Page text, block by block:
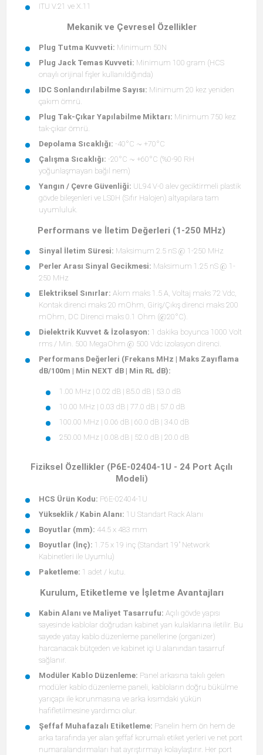
ITU V.21 ve X.11
Mekanik ve Çevresel Özellikler
Plug Tutma Kuvveti: Minimum 50N
Plug Jack Temas Kuvveti: Minimum 100 gram (HCS
onaylı orijinal fişler kullanıldığında)
IDC Sonlandırılabilme Sayısı: Minimum 20 kez yeniden
çakım ömrü.
Plug Tak-Çıkar Yapılabilme Miktarı: Minimum 750 kez
tak-çıkar ömrü.
Depolama Sıcaklığı: -40°C ~ +70°C
Çalışma Sıcaklığı: -20°C ~ +60°C (%0-90 RH
yoğunlaşmayan bağıl nem)
Yangın / Çevre Güvenliği: UL94 V-0 alev geciktirmeli plastik
gövde bileşenleri ve LS0H (Sıfır Halojen) altyapılara tam
uyumluluk.
Performans ve İletim Değerleri (1-250 MHz)
Sinyal İletim Süresi: Maksimum 2.5 nS @ 1-250 MHz
Perler Arası Sinyal Gecikmesi: Maksimum 1.25 nS @ 1-
250 MHz
Elektriksel Sınırlar: Akım maks 1.5 A, Voltaj maks 72 Vdc,
Kontak direnci maks 20 mOhm, Giriş/Çıkış direnci maks 200
mOhm, DC Direnci maks 0.1 Ohm (@20°C).
Dielektrik Kuvvet & İzolasyon: 1 dakika boyunca 1000 Volt
rms / Min. 500 MegaOhm @ 500 Vdc izolasyon direnci.
Performans Değerleri (Frekans MHz | Maks Zayıflama
dB/100m | Min NEXT dB | Min RL dB):
1.00 MHz | 0.02 dB | 85.0 dB | 53.0 dB
10.00 MHz | 0.03 dB | 77.0 dB | 57.0 dB
100.00 MHz | 0.06 dB | 60.0 dB | 34.0 dB
250.00 MHz | 0.08 dB | 52.0 dB | 20.0 dB
Fiziksel Özellikler (P6E-02404-1U - 24 Port Açılı
Modeli)
HCS Ürün Kodu: P6E-02404-1U
Yükseklik / Kabin Alanı: 1U Standart Rack Alanı
Boyutlar (mm): 44.5 x 483 mm
Boyutlar (İnç): 1.75 x 19 inç (Standart 19" Network
Kabinetleri ile Uyumlu)
Paketleme: 1 adet / kutu.
Kurulum, Etiketleme ve İşletme Avantajları
Kabin Alanı ve Maliyet Tasarrufu: Açılı gövde yapısı
sayesinde kablolar doğrudan kabinet yan kulaklarına iletilir. Bu
sayede yatay kablo düzenleme panellerine (organizer)
harcanacak bütçeden ve kabinet içi U alanından tasarruf
sağlanır.
Modüler Kablo Düzenleme: Panel arkasına takılı gelen
modüler kablo düzenleme paneli, kabloların doğru bükülme
yarıçapı ile korunmasına ve arka kısımdaki yükün
hafifletilmesine yardımcı olur.
Şeffaf Muhafazalı Etiketleme: Panelin hem ön hem de
arka tarafında yer alan şeffaf korumalı etiket yerleri ve net port
numaralandırmaları hat ayrıştırmayı kolaylaştırır. Her port